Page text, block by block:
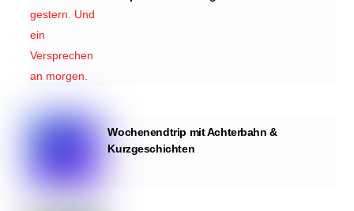
Wochenendtrip mit Achterbahn &
Kurzgeschichten